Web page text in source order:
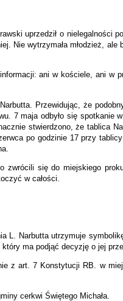
uprzedził o nielegalności
Nie wytrzymała młodzież,
ani w kościele, ani w
Przewidując, że
7 maja odbyło się spotkanie
stwierdzono, że tablica
po godzinie 17 przy
zwrócili się do miejskiego
w całości.
Narbutta utrzymuje
ma podjąć decyzję o jej
z art. 7 Konstytucji RB. w
cerkwi Świętego Michała.